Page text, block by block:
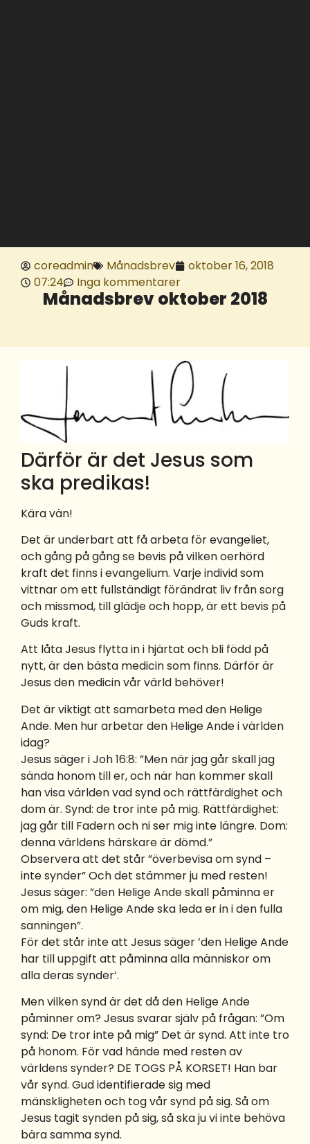
coreadmin Månadsbrev
oktober 16, 2018
07:24
Inga kommentarer
Månadsbrev oktober 2018
Därför är det Jesus som
ska predikas!
Kära vän!
Det är underbart att få arbeta för evangeliet,
och gång på gång se bevis på vilken oerhörd
kraft det finns i evangelium. Varje individ som
vittnar om ett fullständigt förändrat liv från sorg
och missmod, till glädje och hopp, är ett bevis på
Guds kraft.
Att låta Jesus flytta in i hjärtat och bli född på
nytt, är den bästa medicin som finns. Därför är
Jesus den medicin vår värld behöver!
Det är viktigt att samarbeta med den Helige
Ande. Men hur arbetar den Helige Ande i världen
idag?
Jesus säger i Joh 16:8: ”Men när jag går skall jag
sända honom till er, och när han kommer skall
han visa världen vad synd och rättfärdighet och
dom är. Synd: de tror inte på mig. Rättfärdighet:
jag går till Fadern och ni ser mig inte längre. Dom:
denna världens härskare är dömd.”
Observera att det står ”överbevisa om synd –
inte synder” Och det stämmer ju med resten!
Jesus säger: ”den Helige Ande skall påminna er
om mig, den Helige Ande ska leda er in i den fulla
sanningen”.
För det står inte att Jesus säger ’den Helige Ande
har till uppgift att påminna alla människor om
alla deras synder’.
Men vilken synd är det då den Helige Ande
påminner om? Jesus svarar själv på frågan: ”Om
synd: De tror inte på mig” Det är synd. Att inte tro
på honom. För vad hände med resten av
världens synder? DE TOGS PÅ KORSET! Han bar
vår synd. Gud identifierade sig med
mänskligheten och tog vår synd på sig. Så om
Jesus tagit synden på sig, så ska ju vi inte behöva
bära samma synd.